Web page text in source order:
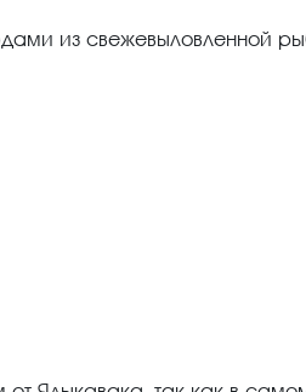
из свежевыловленной